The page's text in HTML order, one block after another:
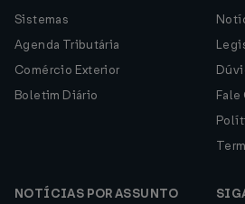
Sistemas
Agenda Tributária
Comércio Exterior
Boletim Diário
Fale
NOTÍCIAS POR ASSUNTO